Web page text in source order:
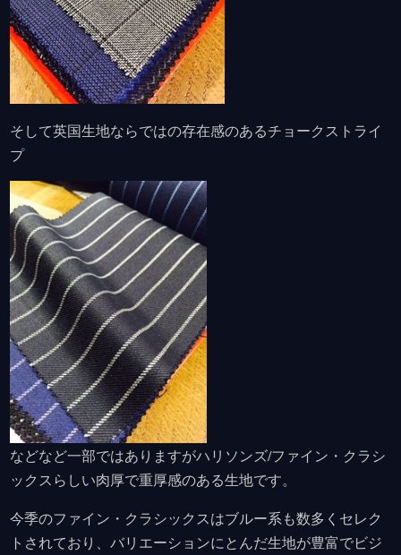
そして英国生地ならではの存在感のあるチョークストライ
プ
などなど一部ではありますがハリソンズ/ファイン・クラシ
ックスらしい肉厚で重厚感のある生地です。
今季のファイン・クラシックスはブルー系も数多くセレク
トされており、バリエーションにとんだ生地が豊富でビジ